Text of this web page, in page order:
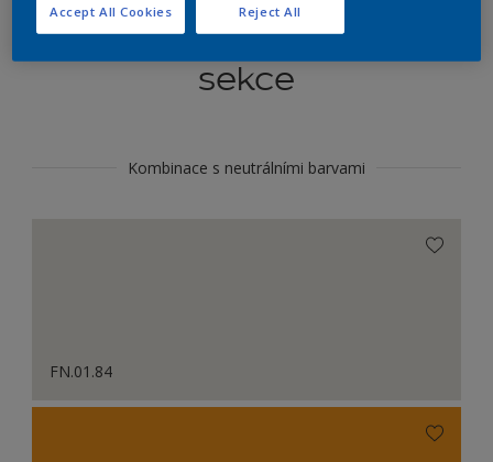
Koordinovat barevné
sekce
Kombinace s neutrálními barvami
FN.01.84
Reject All
Accept All Cookies